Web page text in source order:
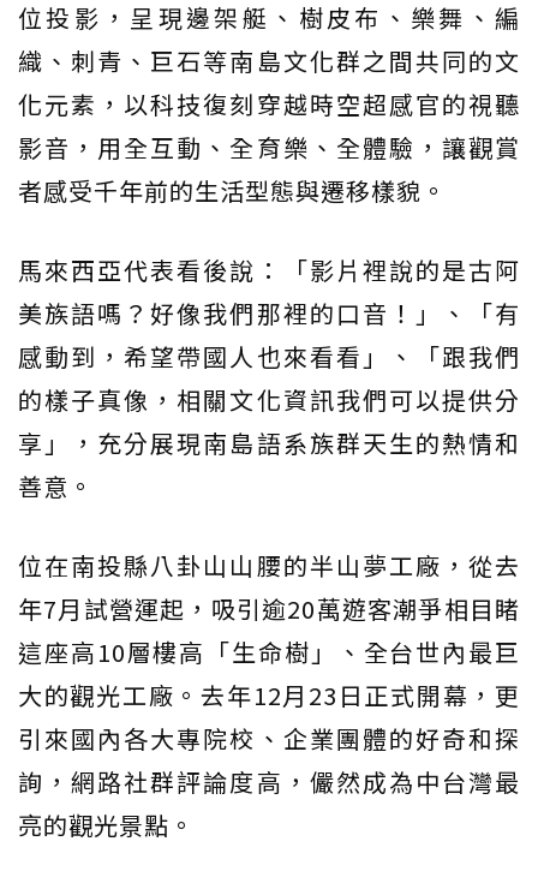
位投影，呈現邊架艇、樹皮布、樂舞、編
織、刺青、巨石等南島文化群之間共同的文
化元素，以科技復刻穿越時空超感官的視聽
影音，用全互動、全育樂、全體驗，讓觀賞
者感受千年前的生活型態與遷移樣貌。
馬來西亞代表看後說：「影片裡說的是古阿
美族語嗎？好像我們那裡的口音！」、「有
感動到，希望帶國人也來看看」、「跟我們
的樣子真像，相關文化資訊我們可以提供分
享」，充分展現南島語系族群天生的熱情和
善意。
位在南投縣八卦山山腰的半山夢工廠，從去
年7月試營運起，吸引逾20萬遊客潮爭相目睹
這座高10層樓高「生命樹」、全台世內最巨
大的觀光工廠。去年12月23日正式開幕，更
引來國內各大專院校、企業團體的好奇和探
詢，網路社群評論度高，儼然成為中台灣最
亮的觀光景點。